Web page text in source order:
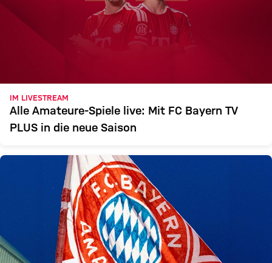
IM LIVESTREAM
Alle Amateure-Spiele live: Mit FC Bayern TV
PLUS in die neue Saison